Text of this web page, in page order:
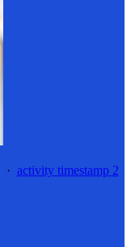
· activity timestamp 2